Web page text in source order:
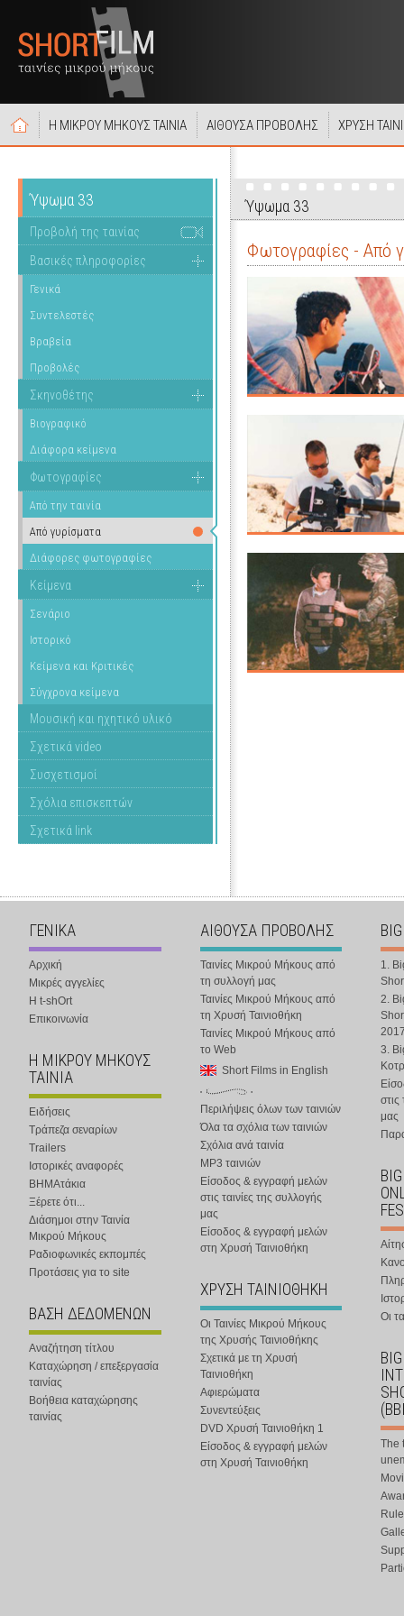
Η ΜΙΚΡΟΥ ΜΗΚΟΥΣ ΤΑΙΝΙΑ ΑΙΘΟΥΣΑ ΠΡΟΒΟΛΗΣ ΧΡΥΣΗ
Ύψωμα 33
Προβολή της ταινίας
Βασικές πληροφορίες
Γενικά
Συντελεστές
Βραβεία
Προβολές
Σκηνοθέτης
Βιογραφικό
Διάφορα κείμενα
Φωτογραφίες
Από την ταινία
Από γυρίσματα
Διάφορες φωτογραφίες
Κείμενα
Σενάριο
Ιστορικό
Κείμενα και Κριτικές
Σύγχρονα κείμενα
Μουσική και ηχητικό υλικό
Σχετικά video
Συσχετισμοί
Σχόλια επισκεπτών
Σχετικά link
Ύψωμα 33
Φωτογραφίες - Από
ΓΕΝΙΚΑ
Αρχική
Μικρές αγγελίες
Η t-shOrt
Επικοινωνία
Η ΜΙΚΡΟΥ ΜΗΚΟΥΣ
ΤΑΙΝΙΑ
Ειδήσεις
Τράπεζα σεναρίων
Trailers
Ιστορικές αναφορές
ΒΗΜΑτάκια
Ξέρετε ότι...
Διάσημοι στην Ταινία
Μικρού Μήκους
Ραδιοφωνικές εκπομπές
Προτάσεις για το site
ΒΑΣΗ ΔΕΔΟΜΕΝΩΝ
Αναζήτηση τίτλου
Καταχώρηση / επεξεργασία
ταινίας
Βοήθεια καταχώρησης
ταινίας
ΑΙΘΟΥΣΑ ΠΡΟΒΟΛΗΣ
Ταινίες Μικρού Μήκους από
τη συλλογή μας
Ταινίες Μικρού Μήκους από
τη Χρυσή Ταινιοθήκη
Ταινίες Μικρού Μήκους από
το Web
Short Films in English
Περιλήψεις όλων των ταινιών
Όλα τα σχόλια των ταινιών
Σχόλια ανά ταινία
MP3 ταινιών
Είσοδος & εγγραφή μελών
στις ταινίες της συλλογής
μας
Είσοδος & εγγραφή μελών
στη Χρυσή Ταινιοθήκη
ΧΡΥΣΗ ΤΑΙΝΙΟΘΗΚΗ
Οι Ταινίες Μικρού Μήκους
της Χρυσής Ταινιοθήκης
Σχετικά με τη Χρυσή
Ταινιοθήκη
Αφιερώματα
Συνεντεύξεις
DVD Χρυσή Ταινιοθήκη 1
Είσοδος & εγγραφή μελών
στη Χρυσή Ταινιοθήκη
1.
2.
3.
στις
μας
Οι
The